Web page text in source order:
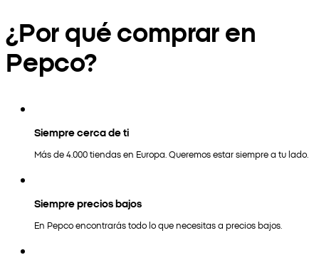
¿Por qué comprar en
Pepco?
Siempre cerca de ti
Más de 4.000 tiendas en Europa. Queremos estar siempre a tu lado.
Siempre precios bajos
En Pepco encontrarás todo lo que necesitas a precios bajos.